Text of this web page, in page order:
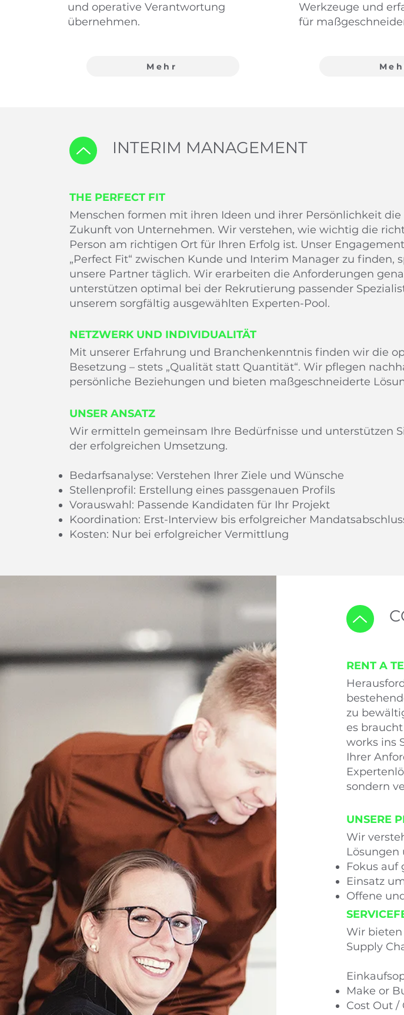
und operative Verantwortung
übernehmen.
Mehr
Werkzeuge und
für
INTERIM MANAGEMENT
THE PERFECT FIT
Menschen formen mit ihren Ideen und ihrer Persönlichkeit die
Zukunft von Unternehmen. Wir verstehen, wie wichtig die
Person am richtigen Ort für Ihren Erfolg ist. Unser
„Perfect Fit“ zwischen Kunde und Interim Manager zu finden,
unsere Partner täglich. Wir erarbeiten die Anforderungen
unterstützen optimal bei der Rekrutierung passender
unserem sorgfältig ausgewählten Experten-Pool.​
NETZWERK UND INDIVIDUALITÄT
Mit unserer Erfahrung und Branchenkenntnis finden wir die
Besetzung – stets „Qualität statt Quantität“. Wir pflegen
persönliche Beziehungen und bieten maßgeschneiderte
UNSER ANSATZ
Wir ermitteln gemeinsam Ihre Bedürfnisse und unterstützen
der erfolgreichen Umsetzung.
​Bedarfsanalyse: Verstehen Ihrer Ziele und Wünsche
Stellenprofil: Erstellung eines passgenauen Profils
Vorauswahl: Passende Kandidaten für Ihr Projekt
Koordination: Erst-Interview bis erfolgreicher
Kosten: Nur bei erfolgreicher Vermittlung
RENT A
zu
es
works ins
Ihrer
sondern
UNSERE
Wir
Lösungen
Fokus auf
Einsatz
Offene
​Wir
Supply
Make or
Cost Out /